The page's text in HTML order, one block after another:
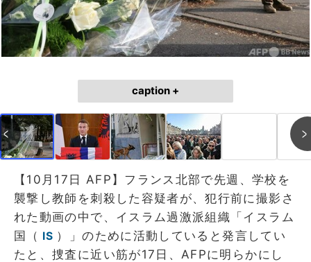
caption +
【10月17日 AFP】フランス北部で先週、学校を
襲撃し教師を刺殺した容疑者が、犯行前に撮影さ
れた動画の中で、イスラム過激派組織「イスラム
国（ IS ）」のために活動していると発言してい
たと、捜査に近い筋が17日、AFPに明らかにし